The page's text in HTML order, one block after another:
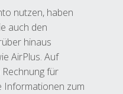
nutzen, haben
auch den
hinaus
AirPlus. Auf
für
Informationen zum